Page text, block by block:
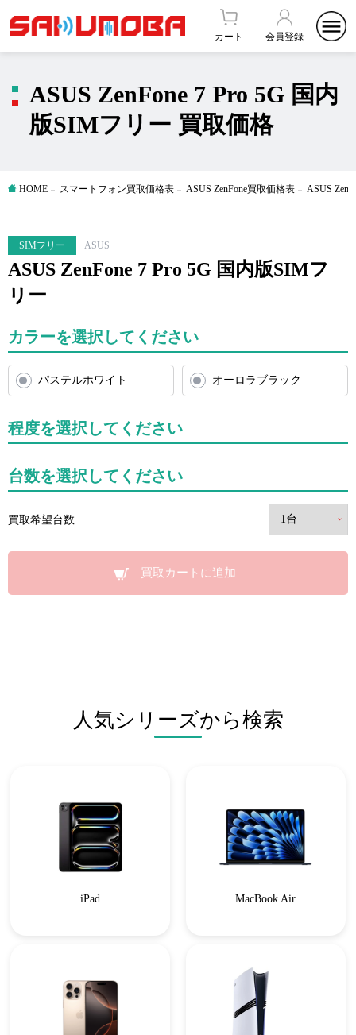
カート 会員登録
ASUS ZenFone 7 Pro 5G 国内
版SIMフリー 買取価格
HOME スマートフォン買取価格表 ASUS ZenFone買取価格表 ASUS
SIMフリー ASUS
ASUS ZenFone 7 Pro 5G 国内版SIMフ
リー
カラーを選択してください
パステルホワイト オーロラブラック
程度を選択してください
台数を選択してください
買取希望台数
買取カートに追加
人気シリーズから検索
iPad MacBook Air